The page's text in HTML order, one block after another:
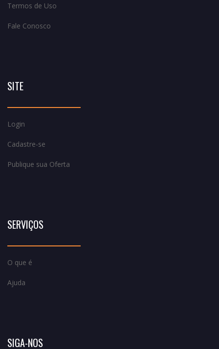
Termos de Uso
Fale Conosco
SITE
Login
Cadastre-se
Publique sua Oferta
SERVIÇOS
O que é
Ajuda
SIGA-NOS